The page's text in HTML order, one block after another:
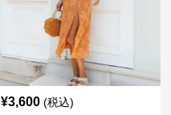
¥3,600 (税込)